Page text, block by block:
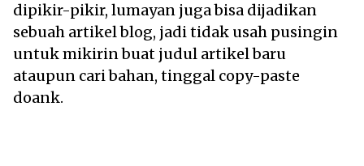
dipikir-pikir, lumayan juga bisa dijadikan
sebuah artikel blog, jadi tidak usah pusingin
untuk mikirin buat judul artikel baru
ataupun cari bahan, tinggal copy-paste
doank.